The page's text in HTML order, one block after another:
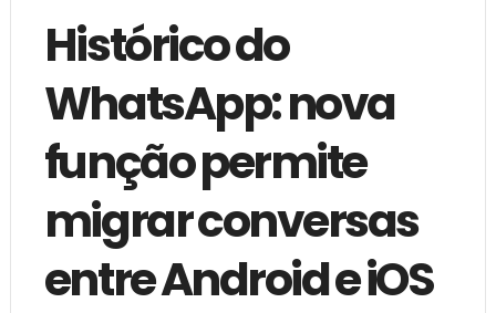
Histórico do
WhatsApp: nova
função permite
migrar conversas
entre Android e iOS